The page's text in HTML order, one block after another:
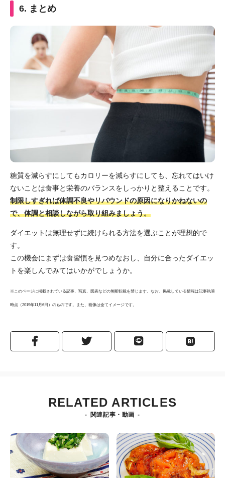
6. まとめ
糖質を減らすにしてもカロリーを減らすにしても、忘れてはいけ
ないことは食事と栄養のバランスをしっかりと整えることです。
制限しすぎれば体調不良やリバウンドの原因になりかねないの
で、体調と相談しながら取り組みましょう。
ダイエットは無理せずに続けられる方法を選ぶことが理想的で
す。
この機会にまずは食習慣を見つめなおし、自分に合ったダイエッ
トを楽しんでみてはいかがでしょうか。
※このページに掲載されている記事、写真、図表などの無断転載を禁じます。なお、掲載している情報は記事執筆
時点（2019年11月6日）のものです。また、画像は全てイメージです。
RELATED ARTICLES
関連記事・動画